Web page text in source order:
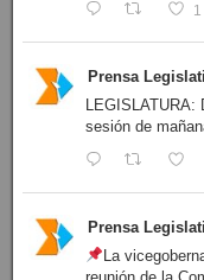
1
Prensa
LEGISLATURA:
sesión de
Prensa
La